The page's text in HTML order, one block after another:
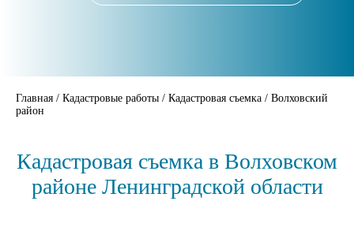
Главная / Кадастровые работы / Кадастровая съемка / Волховский
район
Кадастровая съемка в Волховском
районе Ленинградской области